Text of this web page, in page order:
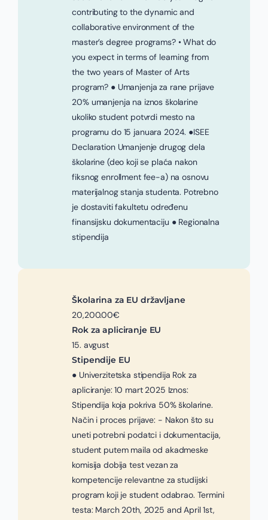
contributing to the dynamic and
collaborative environment of the
master’s degree programs? • What do
you expect in terms of learning from
the two years of Master of Arts
program? ● Umanjenja za rane prijave
20% umanjenja na iznos školarine
ukoliko student potvrdi mesto na
programu do 15 januara 2024. ●ISEE
Declaration Umanjenje drugog dela
školarine (deo koji se plaća nakon
fiksnog enrollment fee-a) na osnovu
materijalnog stanja studenta. Potrebno
je dostaviti fakultetu određenu
finansijsku dokumentaciju ● Regionalna
stipendija
Školarina za EU državljane
20,200.00€
Rok za apliciranje EU
15. avgust
Stipendije EU
● Univerzitetska stipendija Rok za
apliciranje: 10 mart 2025 Iznos:
Stipendija koja pokriva 50% školarine.
Način i proces prijave: - Nakon što su
uneti potrebni podatci i dokumentacija,
student putem maila od akadmeske
komisija dobija test vezan za
kompetencije relevantne za studijski
program koji je student odabrao. Termini
testa: March 20th, 2025 and April 1st,